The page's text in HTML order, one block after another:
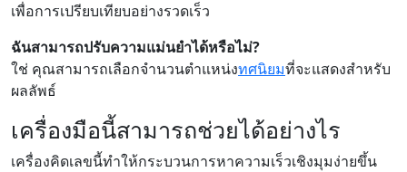
เพื่อการเปรียบเทียบอย่างรวดเร็ว
ฉันสามารถปรับความแม่นยำได้หรือไม่?
ใช่ คุณสามารถเลือกจำนวนตำแหน่งทศนิยมที่จะแสดงสำหรับ
ผลลัพธ์
เครื่องมือนี้สามารถช่วยได้อย่างไร
เครื่องคิดเลขนี้ทำให้กระบวนการหาความเร็วเชิงมุมง่ายขึ้น